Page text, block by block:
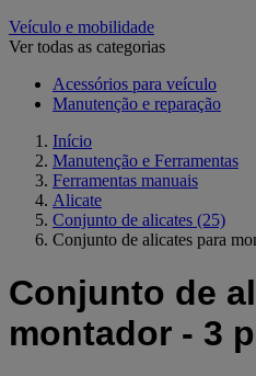
Veículo e mobilidade
Ver todas as categorias
Acessórios para veículo
Manutenção e reparação
Início
Manutenção e Ferramentas
Ferramentas manuais
Alicate
Conjunto de alicates (25)
Conjunto de alicates para
Conjunto de
montador - 3